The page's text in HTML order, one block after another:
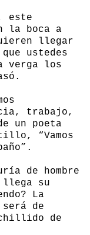
este
la boca a
llegar
ustedes
verga los
trabajo,
un poeta
“Vamos
de hombre
llega su
La
de
chillido de